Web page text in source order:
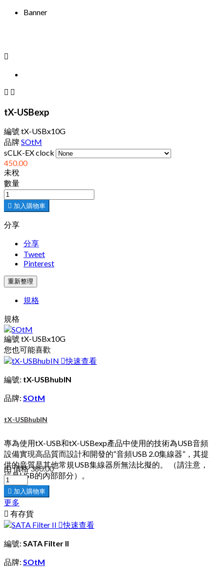
Banner

 
tX-USBexp
編號 tX-USBx10G
品牌SOtM
sCLK-EX clock
450.00
未稅
數量
 加入購物車
分享
分享
Tweet
Pinterest
規格
規格
編號 tX-USBx10G
您也可能喜歡
快速查看
編號: tX-USBhubIN
品牌: SOtM
tX-USBhubIN
專為使用tX-USB和tX-USBexp產品中使用的技術為USB音頻
設備實現高品質而設計和開發的“音頻USB 2.0集線器”，其提
供的音質是其他常規USB集線器所無法比擬的。 （請注意，
這是USB的內部部分）。
由價格380.00
 加入購物車
更多
 有存貨
快速查看
編號: SATA Filter II
品牌: SOtM